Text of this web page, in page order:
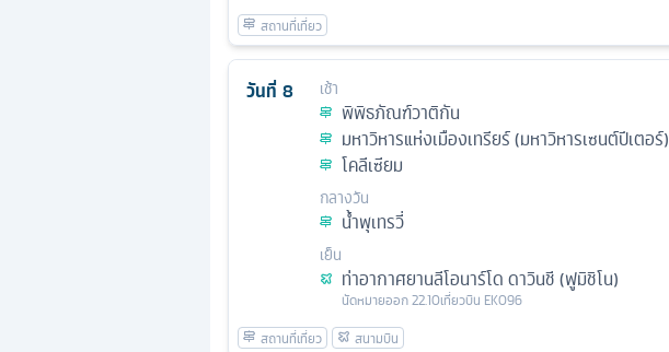
วันที่ 8 เช้า
พิพิธภัณฑ์วาติกัน
มหาวิหารแห่งเมืองเทรียร์ (มหาวิหารเซนต์ปีเตอร์)
โคลีเซียม
กลางวัน
น้ำพุเทรวี่
เย็น
ท่าอากาศยานลีโอนาร์โด ดาวินชี (ฟูมิชิโน)
นัดหมายออก22.10เที่ยวบิน EK096